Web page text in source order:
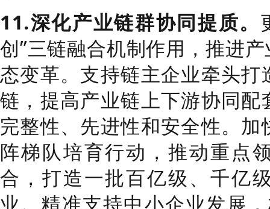
11.深化产业链群协同提质。
创”三链融合机制作用，推进
态变革。支持链主企业牵头
链，提高产业链上下游协同
完整性、先进性和安全性。
阵梯队培育行动，推动重点
合，打造一批百亿级、千亿
业。精准支持中小企业发展 ，